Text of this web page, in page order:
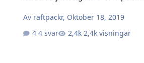
Av raftpackr, Oktober 18, 2019
4 svar
2,4k visningar